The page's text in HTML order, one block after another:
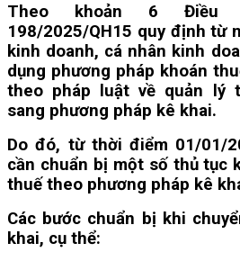
Theo khoản 6 Điều
198/2025/QH15 quy định từ
kinh doanh, cá nhân kinh
dụng phương pháp khoán
theo pháp luật về quản lý
sang phương pháp kê khai.
Do đó, từ thời điểm 01/01/
cần chuẩn bị một số thủ tục
thuế theo phương pháp kê
Các bước chuẩn bị khi
khai, cụ thể: